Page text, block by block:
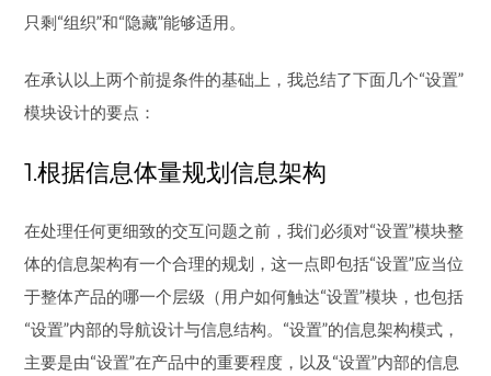
只剩“组织”和“隐藏”能够适用。
在承认以上两个前提条件的基础上，我总结了下面几个“设置”
模块设计的要点：
1.根据信息体量规划信息架构
在处理任何更细致的交互问题之前，我们必须对“设置”模块整
体的信息架构有一个合理的规划，这一点即包括“设置”应当位
于整体产品的哪一个层级（用户如何触达“设置”模块，也包括
“设置”内部的导航设计与信息结构。“设置”的信息架构模式，
主要是由“设置”在产品中的重要程度，以及“设置”内部的信息